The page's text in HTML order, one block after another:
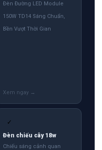
Đèn Đường LED Module
150W TD14 Sáng Chuẩn,
Bền Vượt Thời Gian
✓
Đèn chiếu cây 18w
Chiếu sáng cảnh quan